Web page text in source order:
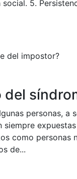
5.
del
personas, a
siempre
como personas
de...